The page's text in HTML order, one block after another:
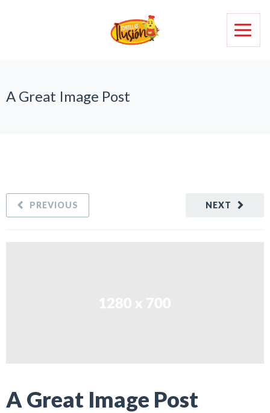
A Great Image Post
NEXT
PREVIOUS
A Great Image Post